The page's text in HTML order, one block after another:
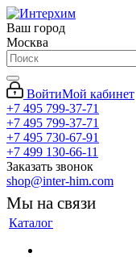
Ваш город
Москва
ВойтиМой кабинет
+7 495 799-37-71
+7 495 799-37-71
+7 495 730-67-91
+7 499 130-66-11
Заказать звонок
shop@inter-him.com
Мы на связи
Каталог